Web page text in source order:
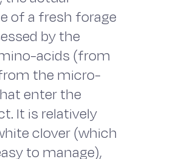
of a fresh forage
by the
acids (from
the micro-
enter the
It is relatively
clover (which
to manage),